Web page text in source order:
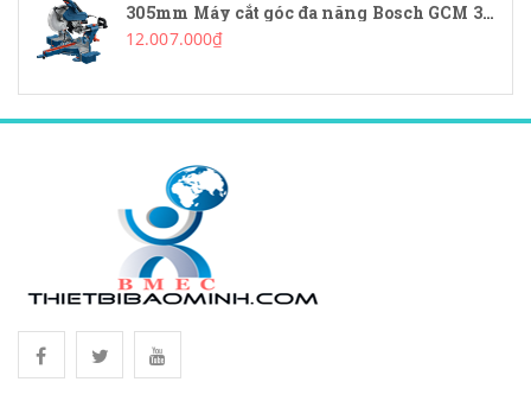
305mm Máy cắt góc đa năng Bosch GCM 340-305D
12.007.000₫